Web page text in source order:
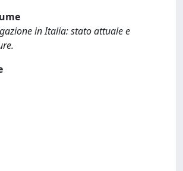
in Italia: stato attuale e